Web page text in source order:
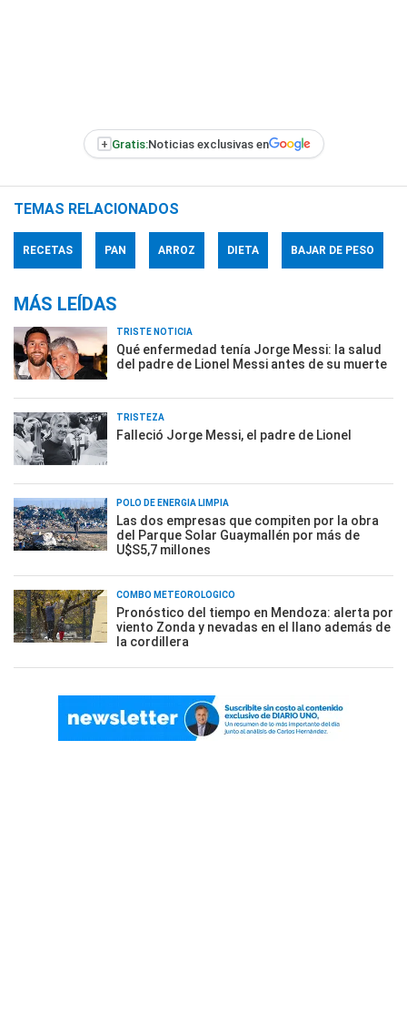
+ Gratis:Noticias exclusivas en
TEMAS RELACIONADOS
RECETAS PAN ARROZ DIETA BAJAR DE PESO
MÁS LEÍDAS
TRISTE NOTICIA
Qué enfermedad tenía Jorge Messi: la salud
del padre de Lionel Messi antes de su muerte
TRISTEZA
Falleció Jorge Messi, el padre de Lionel
POLO DE ENERGÍA LIMPIA
Las dos empresas que compiten por la obra
del Parque Solar Guaymallén por más de
U$S5,7 millones
COMBO METEOROLÓGICO
Pronóstico del tiempo en Mendoza: alerta por
viento Zonda y nevadas en el llano además de
la cordillera